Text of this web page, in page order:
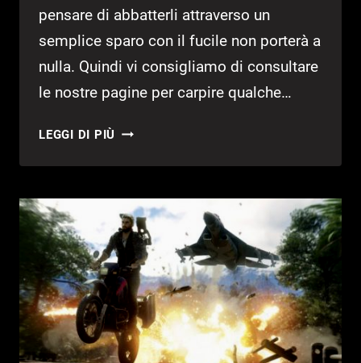
pensare di abbatterli attraverso un
semplice sparo con il fucile non porterà a
nulla. Quindi vi consigliamo di consultare
le nostre pagine per carpire qualche…
LEGGI DI PIÙ COME
IN
JUST
CAUSE
4